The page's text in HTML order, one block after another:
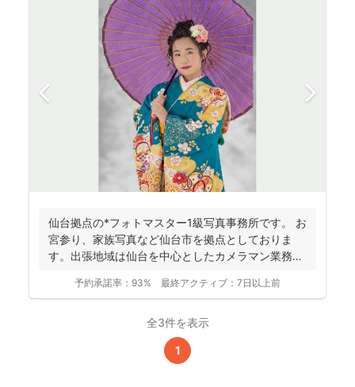
仙台拠点の*フォトマスター1級写真事務所です。 お
宮参り、家族写真など仙台市を拠点としておりま
す。出張地域は仙台を中心としたカメラマン業務を
予約承諾率： 93% 最終アクティブ： 7日以上前
全3件を表示
1